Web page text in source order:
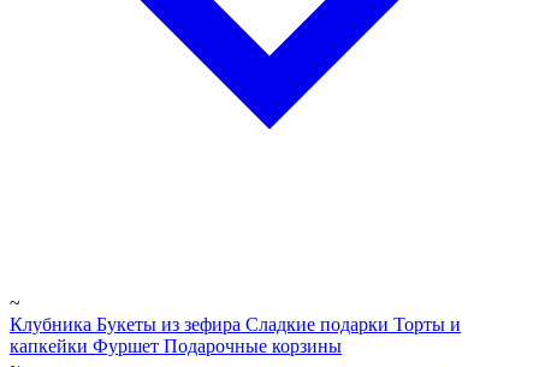
~
Клубника Букеты из зефира Сладкие подарки Торты и
капкейки Фуршет Подарочные корзины